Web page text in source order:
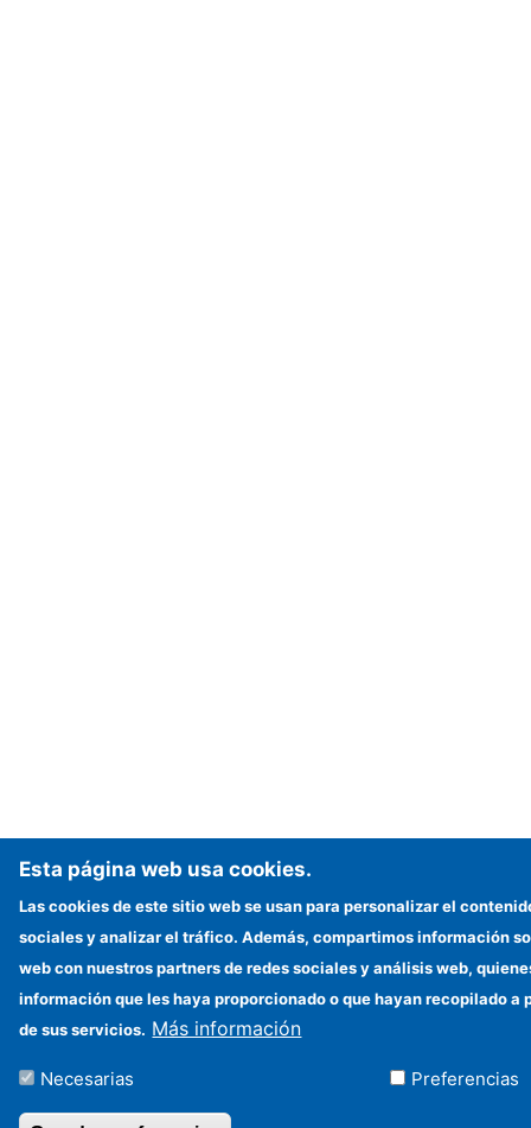
Esta página web usa cookies.
Las cookies de este sitio web se usan para personalizar el
sociales y analizar el tráfico. Además, compartimos información
web con nuestros partners de redes sociales y análisis web,
información que les haya proporcionado o que hayan recopilado a
de sus servicios. Más información
Necesarias Preferencias